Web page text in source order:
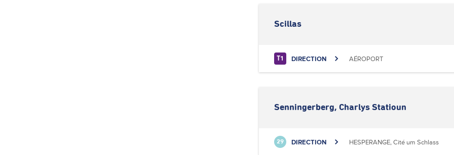
Scillas
T1 DIRECTION AÉROPORT
Senningerberg, Charlys Statioun
29 DIRECTION HESPERANGE, Cité um Schlass